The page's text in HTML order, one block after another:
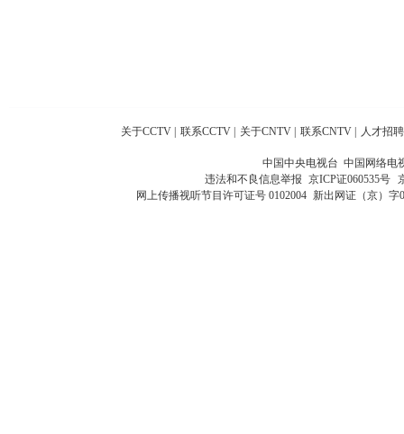
关于CCTV | 联系CCTV | 关于CNTV | 联系CNTV | 人才招聘
中国中央电视台 中国网络电
违法和不良信息举报 京ICP证060535号
网上传播视听节目许可证号 0102004 新出网证（京）